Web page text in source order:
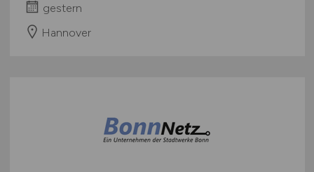
gestern
Hannover